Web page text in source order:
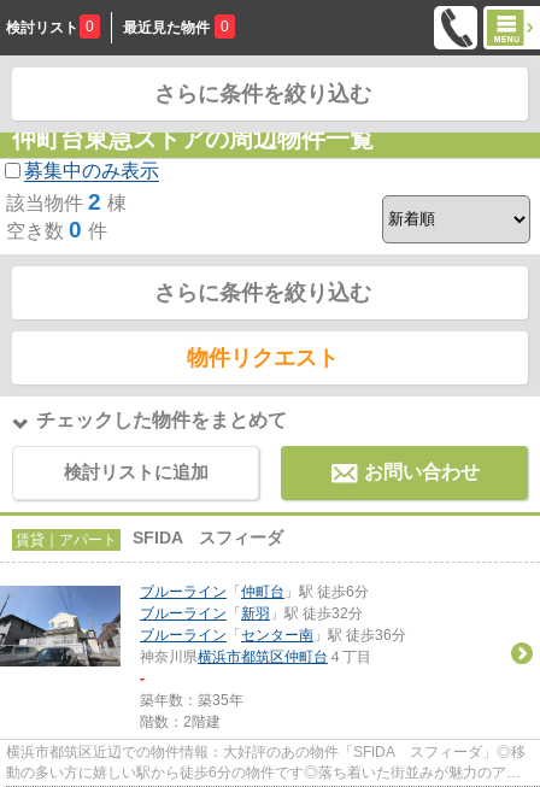
検討リスト 0 最近見た物件 0
仲町台東急ストアの周辺物件一覧
募集中のみ表示
該当物件 2 棟
空き数 0 件
さらに条件を絞り込む
物件リクエスト
チェックした物件をまとめて
検討リストに追加 お問い合わせ
賃貸｜アパート SFIDA スフィーダ
ブルーライン 「 仲町台 」駅 徒歩6分
ブルーライン 「 新羽 」駅 徒歩32分
ブルーライン 「 センター南 」駅 徒歩36分
神奈川県横浜市都筑区仲町台 ４丁目
-
築年数：築35年
階数：2階建
横浜市都筑区近辺での物件情報：大好評のあの物件「SFIDA スフィーダ」◎移
動の多い方に嬉しい駅から徒歩6分の物件です◎落ち着いた街並みが魅力のアパ
さらに条件を絞り込む